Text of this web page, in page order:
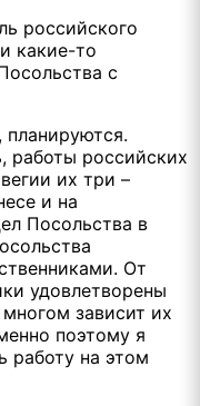
российского
какие-то
с
планируются.
работы российских
их три –
и на
Посольства в
От
удовлетворены
зависит их
поэтому я
работу на этом